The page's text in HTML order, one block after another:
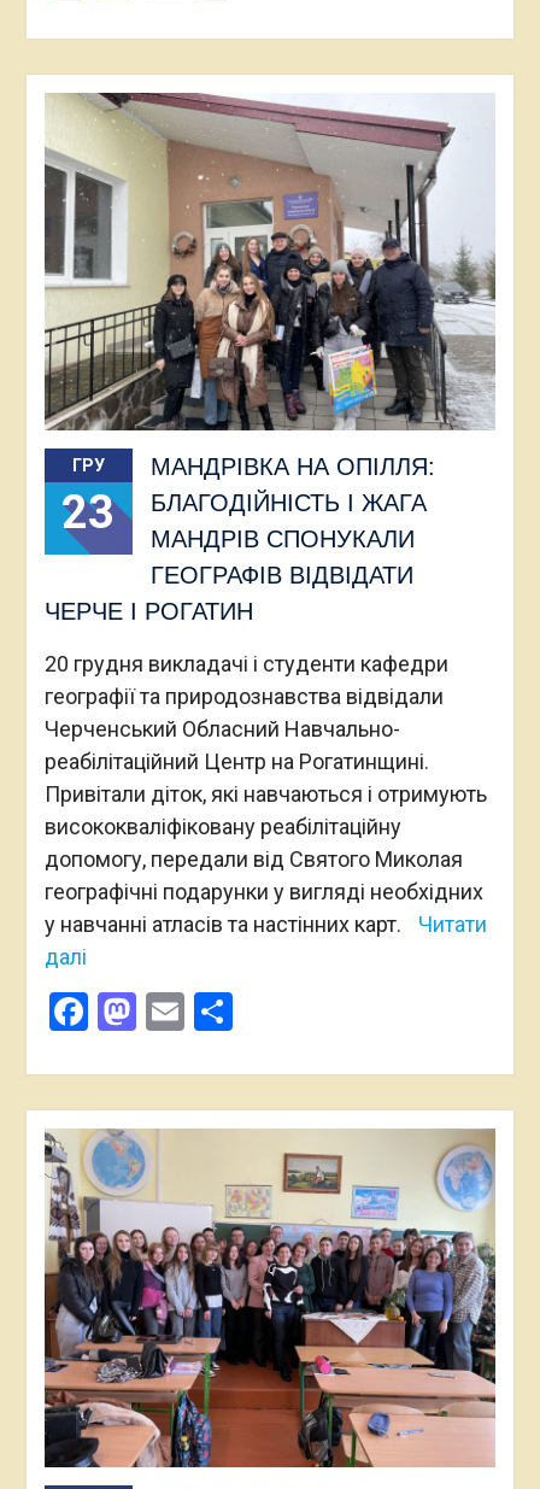
ГРУ
23
МАНДРІВКА НА ОПІЛЛЯ:
БЛАГОДІЙНІСТЬ І ЖАГА
МАНДРІВ СПОНУКАЛИ
ГЕОГРАФІВ ВІДВІДАТИ
ЧЕРЧЕ І РОГАТИН
20 грудня викладачі і студенти кафедри
географії та природознавства відвідали
Черченський Обласний Навчально-
реабілітаційний Центр на Рогатинщині.
Привітали діток, які навчаються і отримують
висококваліфіковану реабілітаційну
допомогу, передали від Святого Миколая
географічні подарунки у вигляді необхідних
у навчанні атласів та настінних карт.
Читати
далі
Facebook
Mastodon
Email